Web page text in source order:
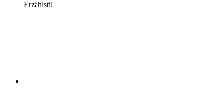
Erzählstil